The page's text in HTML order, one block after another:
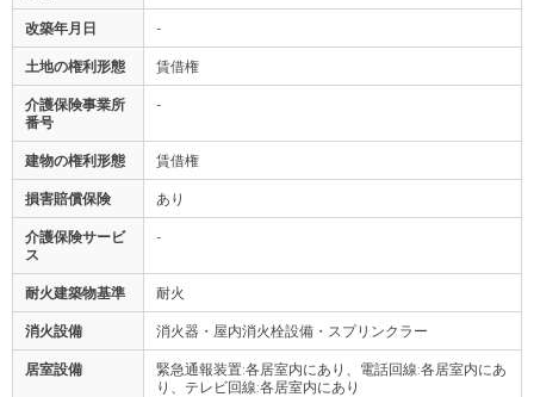
改築年月日 -
土地の権利形態 賃借権
介護保険事業所
番号
-
建物の権利形態 賃借権
損害賠償保険 あり
介護保険サービ
ス
-
耐火建築物基準 耐火
消火設備 消火器・屋内消火栓設備・スプリンクラー
居室設備
緊急通報装置:各居室内にあり、電話回線:各居室内にあ
り、テレビ回線:各居室内にあり